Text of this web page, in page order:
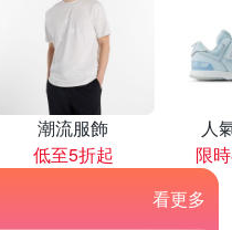
潮流服飾
低至5折起
人
限
看更多